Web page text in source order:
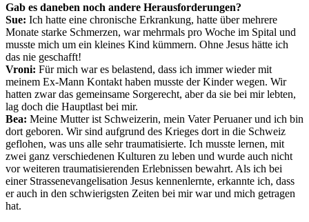
Gab es daneben noch andere Herausforderungen?
Sue: Ich hatte eine chronische Erkrankung, hatte über mehrere
Monate starke Schmerzen, war mehrmals pro Woche im Spital und
musste mich um ein kleines Kind kümmern. Ohne Jesus hätte ich
das nie geschafft!
Vroni: Für mich war es belastend, dass ich immer wieder mit
meinem Ex-Mann Kontakt haben musste der Kinder wegen. Wir
hatten zwar das gemeinsame Sorgerecht, aber da sie bei mir lebten,
lag doch die Hauptlast bei mir.
Bea: Meine Mutter ist Schweizerin, mein Vater Peruaner und ich bin
dort geboren. Wir sind aufgrund des Krieges dort in die Schweiz
geflohen, was uns alle sehr traumatisierte. Ich musste lernen, mit
zwei ganz verschiedenen Kulturen zu leben und wurde auch nicht
vor weiteren traumatisierenden Erlebnissen bewahrt. Als ich bei
einer Strassenevangelisation Jesus kennenlernte, erkannte ich, dass
er auch in den schwierigsten Zeiten bei mir war und mich getragen
hat.